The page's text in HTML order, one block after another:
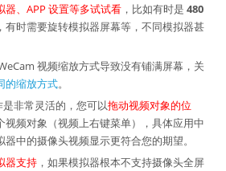
、APP 设置等多试试看，比如有时是 480
有时需要旋转模拟器屏幕等，不同模拟器甚
视频缩放方式导致没有铺满屏幕，关
的缩放方式。
非常灵活的，您可以拖动视频对象的位
视频对象（视频上右键菜单），具体应用中
中的摄像头视频显示更符合您的期望。
器支持，如果模拟器根本不支持摄像头全屏